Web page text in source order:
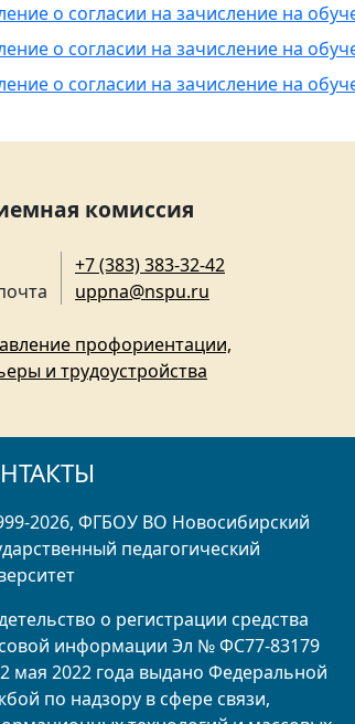
о согласии на зачисление на
о согласии на зачисление на
о согласии на зачисление на
комиссия
+7 (383) 383-32-42
uppna@nspu.ru
профориентации,
и трудоустройства
2026, ФГБОУ ВО Новосибирский
педагогический
о регистрации средства
информации Эл № ФС77-83179
мая 2022 года выдано Федеральной
по надзору в сфере связи,